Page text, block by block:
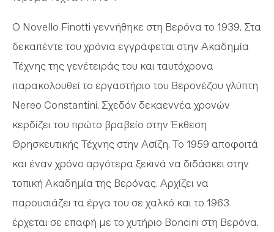
Ο Novello Finotti γεννήθηκε στη Βερόνα το 1939. Στα
δεκαπέντε του χρόνια εγγράφεται στην Ακαδημία
Τέχνης της γενέτειράς του και ταυτόχρονα
παρακολουθεί το εργαστήριο του Βερονέζου γλύπτη
Nereo Constantini. Σχεδόν δεκαεννέα χρονών
κερδίζει του πρώτο βραβείο στην Έκθεση
Θρησκευτικής Τέχνης στην Ασίζη. Το 1959 αποφοιτά
και έναν χρόνο αργότερα ξεκινά να διδάσκει στην
τοπική Ακαδημία της Βερόνας. Αρχίζει να
παρουσιάζει τα έργα του σε χαλκό και το 1963
έρχεται σε επαφή με το χυτήριο Boncini στη Βερόνα.